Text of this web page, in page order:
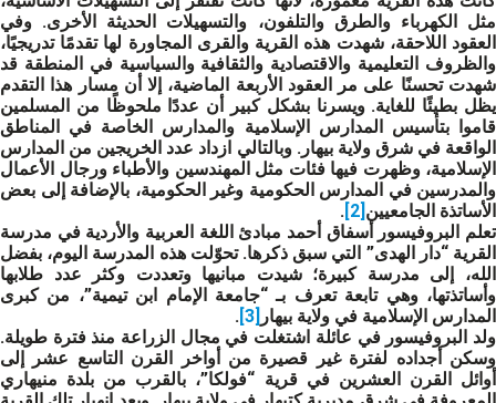
مثل الكهرباء والطرق والتلفون، والتسهيلات الحديثة الأخرى. وفي
العقود اللاحقة، شهدت هذه القرية والقرى المجاورة لها تقدمًا تدريجيًا،
والظروف التعليمية والاقتصادية والثقافية والسياسية في المنطقة قد
شهدت تحسنًا على مر العقود الأربعة الماضية، إلا أن مسار هذا التقدم
يظل بطيئًا للغاية. ويسرنا بشكل كبير أن عددًا ملحوظًا من المسلمين
قاموا بتأسيس المدارس الإسلامية والمدارس الخاصة في المناطق
الواقعة في شرق ولاية بيهار. وبالتالي ازداد عدد الخريجين من المدارس
الإسلامية، وظهرت فيها فئات مثل المهندسين والأطباء ورجال الأعمال
والمدرسين في المدارس الحكومية وغير الحكومية، بالإضافة إلى بعض
الأساتذة الجامعيين
.
تعلم البروفيسور أسفاق أحمد مبادئ اللغة العربية والأردية في مدرسة
القرية “دار الهدى” التي سبق ذكرها. تحوّلت هذه المدرسة اليوم، بفضل
الله، إلى مدرسة كبيرة؛ شيدت مبانيها وتعددت وكثر عدد طلابها
وأساتذتها، وهي تابعة تعرف بـ “جامعة الإمام ابن تيمية”، من كبرى
المدارس الإسلامية في ولاية بيهار
.
ولد البروفيسور في عائلة اشتغلت في مجال الزراعة منذ فترة طويلة.
وسكن أجداده لفترة غير قصيرة من أواخر القرن التاسع عشر إلى
أوائل القرن العشرين في قرية “فولكا”، بالقرب من بلدة منيهاري